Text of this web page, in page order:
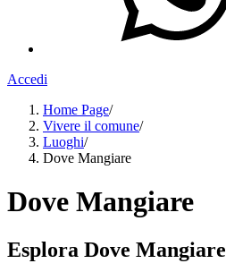
Accedi
Home Page/
Vivere il comune/
Luoghi/
Dove Mangiare
Dove Mangiare
Esplora Dove Mangiare